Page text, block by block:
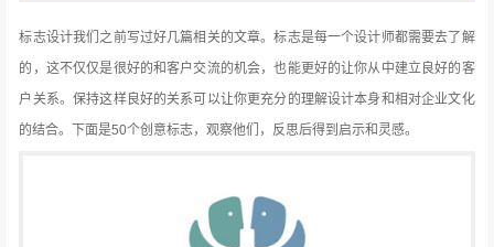
标志设计我们之前写过好几篇相关的文章。标志是每一个设计师都需要去了解
的，这不仅仅是很好的和客户交流的机会，也能更好的让你从中建立良好的客
户关系。保持这样良好的关系可以让你更充分的理解设计本身和相对企业文化
的结合。下面是50个创意标志，观察他们，反思后得到启示和灵感。